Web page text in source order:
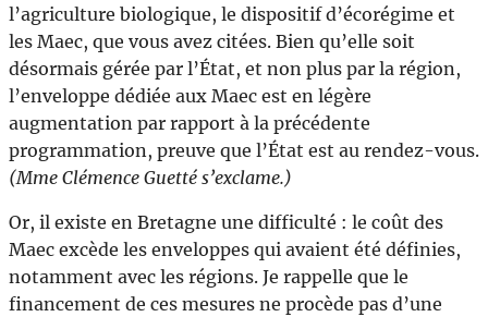
l’agriculture biologique, le dispositif d’écorégime et
les Maec, que vous avez citées. Bien qu’elle soit
désormais gérée par l’État, et non plus par la région,
l’enveloppe dédiée aux Maec est en légère
augmentation par rapport à la précédente
programmation, preuve que l’État est au rendez-vous.
(Mme Clémence Guetté s’exclame.)
Or, il existe en Bretagne une difficulté : le coût des
Maec excède les enveloppes qui avaient été définies,
notamment avec les régions. Je rappelle que le
financement de ces mesures ne procède pas d’une